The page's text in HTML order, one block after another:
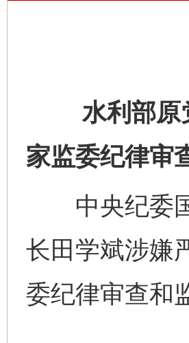
水利部原党
家监委纪律审
中央纪委国
长田学斌涉嫌
委纪律审查和
这是一记警钟！
在谋一域中谋全局